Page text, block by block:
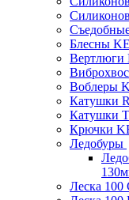
Блесны
Вертлюги
Воблеры
Катушки
Катушки
Крючки
Ледобуры
Леска